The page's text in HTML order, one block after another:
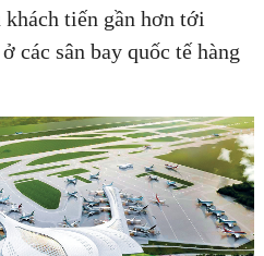
tiến gần hơn tới
các sân bay quốc tế hàng